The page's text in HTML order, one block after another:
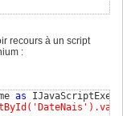
recours à un script
:
as